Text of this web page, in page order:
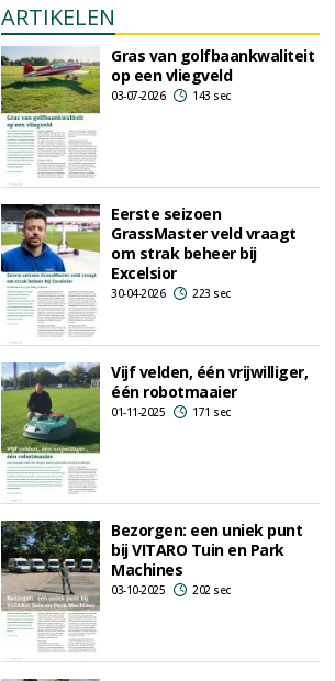
ARTIKELEN
Gras van golfbaankwaliteit
op een vliegveld
03-07-2026 143 sec
Eerste seizoen
GrassMaster veld vraagt
om strak beheer bij
Excelsior
30-04-2026 223 sec
Vijf velden, één vrijwilliger,
één robotmaaier
01-11-2025 171 sec
Bezorgen: een uniek punt
bij VITARO Tuin en Park
Machines
03-10-2025 202 sec